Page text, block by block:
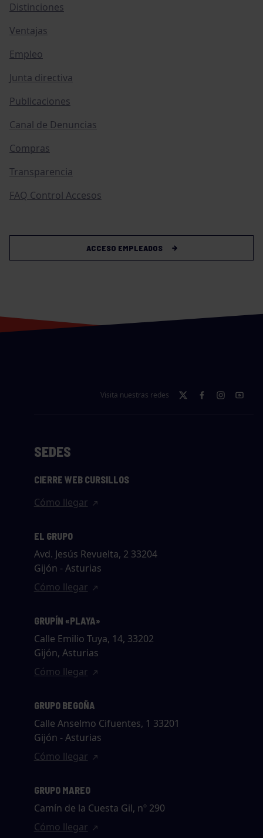
Distinciones
Ventajas
Empleo
Junta directiva
Publicaciones
Canal de Denuncias
Compras
Transparencia
FAQ Control Accesos
ACCESO EMPLEADOS
Visita nuestras redes
SEDES
CIERRE WEB CURSILLOS
Cómo llegar
EL GRUPO
Avd. Jesús Revuelta, 2 33204
Gijón - Asturias
Cómo llegar
GRUPÍN «PLAYA»
Calle Emilio Tuya, 14, 33202
Gijón, Asturias
Cómo llegar
GRUPO BEGOÑA
Calle Anselmo Cifuentes, 1 33201
Gijón - Asturias
Cómo llegar
GRUPO MAREO
Camín de la Cuesta Gil, nº 290
Cómo llegar